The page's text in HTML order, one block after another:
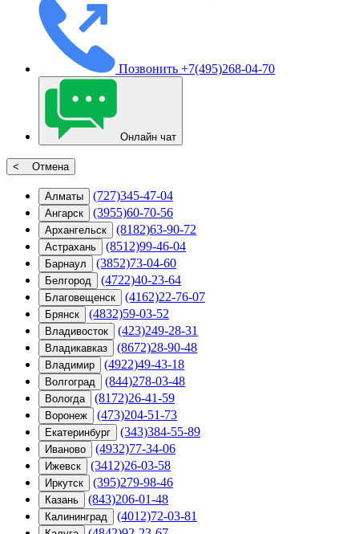
Позвонить +7(495)268-04-70
Онлайн чат
< Отмена
Алматы (727)345-47-04
Ангарск (3955)60-70-56
Архангельск (8182)63-90-72
Астрахань (8512)99-46-04
Барнаул (3852)73-04-60
Белгород (4722)40-23-64
Благовещенск (4162)22-76-07
Брянск (4832)59-03-52
Владивосток (423)249-28-31
Владикавказ (8672)28-90-48
Владимир (4922)49-43-18
Волгоград (844)278-03-48
Вологда (8172)26-41-59
Воронеж (473)204-51-73
Екатеринбург (343)384-55-89
Иваново (4932)77-34-06
Ижевск (3412)26-03-58
Иркутск (395)279-98-46
Казань (843)206-01-48
Калининград (4012)72-03-81